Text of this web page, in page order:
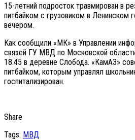
15-летний подросток травмирован в
питбайком с грузовиком в Ленинском
вечером.
Как сообщили «МК» в Управлении
связей ГУ МВД по Московской
18.45 в деревне Слобода. «КамАЗ»
питбайком, которым управлял
госпитализирован.
Share
Tags: МВД